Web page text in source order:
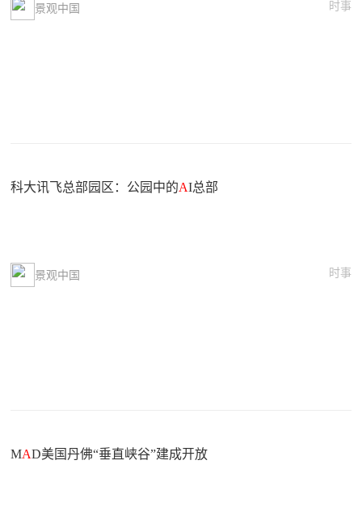
景观中国 时事
科大讯飞总部园区：公园中的AI总部
景观中国 时事
MAD美国丹佛“垂直峡谷”建成开放